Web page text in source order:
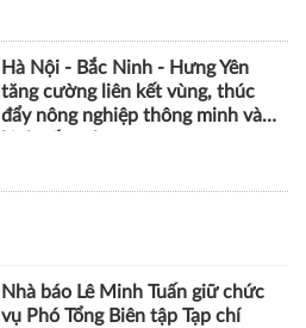
Hà Nội - Bắc Ninh - Hưng Yên
tăng cường liên kết vùng, thúc
đẩy nông nghiệp thông minh và
Nhà báo Lê Minh Tuấn giữ chức
vụ Phó Tổng Biên tập Tạp chí